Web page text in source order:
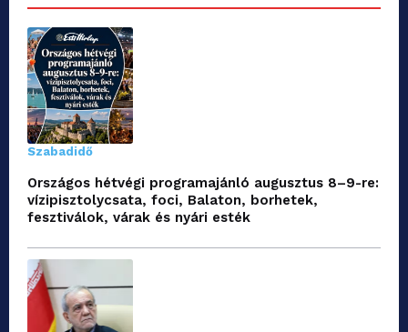
Szabadidő
Országos hétvégi programajánló augusztus 8–9-re:
vízipisztolycsata, foci, Balaton, borhetek,
fesztiválok, várak és nyári esték